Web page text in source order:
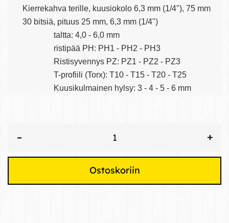
Kierrekahva terille, kuusiokolo 6,3 mm (1/4"), 75 mm
30 bitsiä, pituus 25 mm, 6,3 mm (1/4")
taltta: 4,0 - 6,0 mm
ristipää PH: PH1 - PH2 - PH3
Ristisyvennys PZ: PZ1 - PZ2 - PZ3
T-profiili (Torx): T10 - T15 - T20 - T25
Kuusikulmainen hylsy: 3 - 4 - 5 - 6 mm
– +
Ostoskoriin